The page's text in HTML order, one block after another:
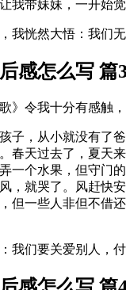
我带妹妹，一开始
我恍然大悟：我们
感怎么写 篇
》令我十分有感触
子，从小就没有了
春天过去了，夏天
一个水果，但守门
，就哭了。风赶快
但一些人非但不借
我们要关爱别人，